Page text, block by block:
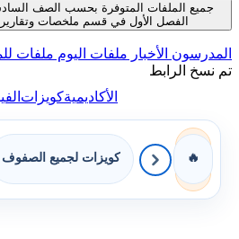
جميع الملفات المتوفرة بحسب الصف
الفصل الأول في قسم ملخصات وتقارير حتى
المدرسون الأخبار ملفات اليوم ملفات
تم نسخ الرابط
الأكاديميةكويزات
🔥 كويزات لجميع الصفوف